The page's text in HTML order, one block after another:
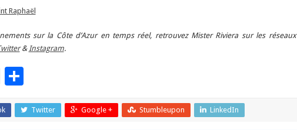
Raphaël
sur la Côte d’Azur en temps réel, retrouvez Mister Riviera sur les réseaux
&Instagram.
EmailPartager
Twitter Google + Stumbleupon LinkedIn